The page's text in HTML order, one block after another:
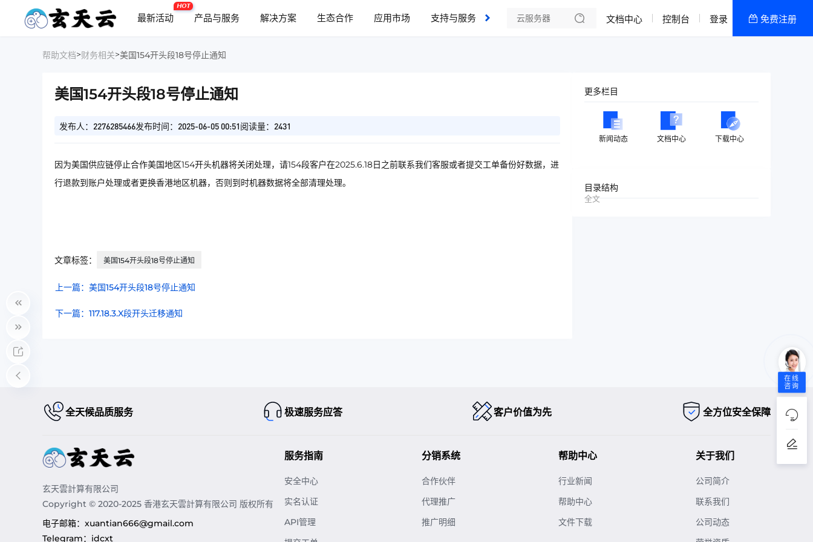
最新活动
HOT
产品与服务 解决方案 生态合作 应用市场 支持与服务 了解我们
热销推荐
香港双向CN2物理机
文档中心 控制台 登录 免费注册
帮助文档>财务相关>美国154开头段18号停止通知
美国154开头段18号停止通知
发布人：2276285466发布时间：2025-06-05 00:51阅读量：2431
因为美国供应链停止合作美国地区154开头机器将关闭处理，请154段客户在2025.6.18日之前联系我们客服或者提交工单备份好数据，进
行退款到账户处理或者更换香港地区机器，否则到时机器数据将全部清理处理。
文章标签： 美国154开头段18号停止通知
上一篇：美国154开头段18号停止通知
下一篇：117.18.3.X段开头迁移通知
更多栏目
新闻动态 文档中心 下载中心
目录结构
全文
全天候品质服务 极速服务应答 客户价值为先 全方位安全保障
玄天雲計算有限公司
Copyright © 2020-2025 香港玄天雲計算有限公司 版权所有
电子邮箱： xuantian666@gmail.com
Telegram： idcxt
服务指南
安全中心
实名认证
API管理
分销系统
合作伙伴
代理推广
推广明细
帮助中心
行业新闻
帮助中心
文件下载
关于我们
公司简介
联系我们
公司动态
在线
咨询